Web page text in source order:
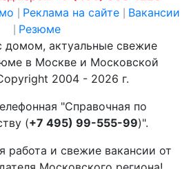
Реклама на сайте Вакансии
Резюме
домом, актуальные свежие
в Москве и Московской
2004 - 2026 г.
"Справочная по
(+7 495) 99-555-99)".
работа и свежие вакансии от